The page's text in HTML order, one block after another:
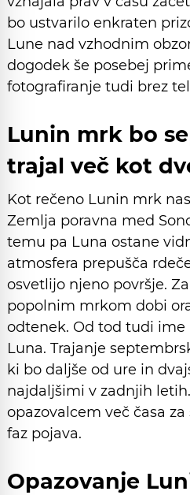
bo ustvarilo enkraten
Lune nad vzhodnim
dogodek še posebej
fotografiranje tudi brez
Lunin mrk bo
trajal več kot
Kot rečeno Lunin mrk
Zemlja poravna med
temu pa Luna ostane
atmosfera prepušča
osvetlijo njeno površje.
popolnim mrkom dobi
odtenek. Od tod tudi ime
Luna. Trajanje
ki bo daljše od ure in
najdaljšimi v zadnjih
opazovalcem več časa
faz pojava.
Opazovanje